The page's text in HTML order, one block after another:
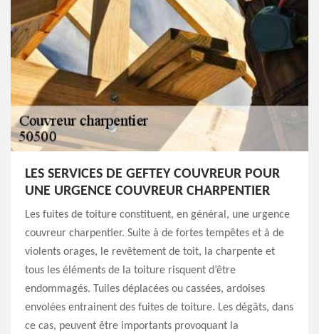
LES SERVICES DE GEFTEY COUVREUR POUR
UNE URGENCE COUVREUR CHARPENTIER
Les fuites de toiture constituent, en général, une urgence
couvreur charpentier. Suite à de fortes tempêtes et à de
violents orages, le revêtement de toit, la charpente et
tous les éléments de la toiture risquent d’être
endommagés. Tuiles déplacées ou cassées, ardoises
envolées entrainent des fuites de toiture. Les dégâts, dans
ce cas, peuvent être importants provoquant la